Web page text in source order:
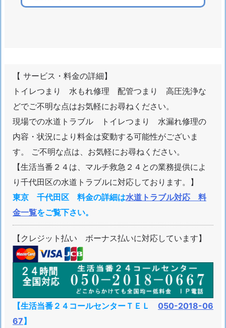
【 サービス・料金の詳細】
トイレつまり 水もれ修理 配管つまり 高圧洗浄な
どでご不明な点はお気軽にお尋ねください。
現場での水道トラブル トイレつまり 水漏れ修理の
内容・状況により料金は変動する可能性がございま
す。 ご不明な点は、お気軽にお尋ねください。
【生活当番２４は、マルチ救急２４との業務提供によ
り千代田区の水道トラブルに対応しております。】
東京 千代田区 料金の詳細は水道トラブル対応 料
金一覧をご覧下さい。
【クレジット払い ボーナス払いに対応しています】
【生活当番２４コールセンターＴＥＬ 050-2018-06
67】